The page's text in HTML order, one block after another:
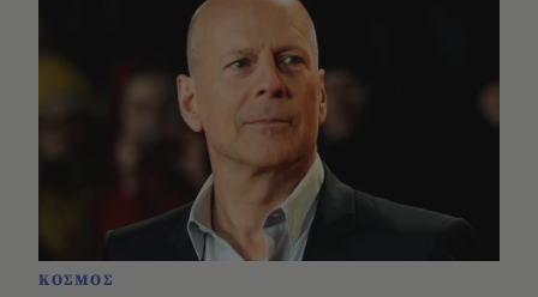
ΚΟΣΜΟΣ